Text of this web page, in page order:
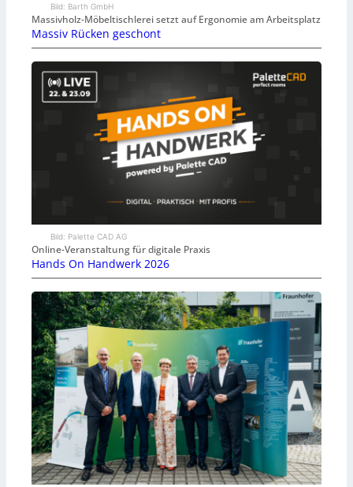
Bild: Barth GmbH
Massivholz-Möbeltischlerei setzt auf Ergonomie am Arbeitsplatz
Massiv Rücken geschont
Bild: Palette CAD AG
Online-Veranstaltung für digitale Praxis
Hands On Handwerk 2026